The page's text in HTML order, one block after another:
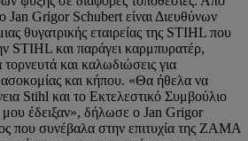
Jan Grigor Schubert είναι Διευθύνων
θυγατρικής εταιρείας της STIHL που
STIHL και παράγει καρμπυρατέρ,
τορνευτά και καλωδιώσεις για
και κήπου. «Θα ήθελα να
Stihl και το Εκτελεστικό Συμβούλιο
μου έδειξαν», δήλωσε ο Jan Grigor
που συνέβαλα στην επιτυχία της ZAMA